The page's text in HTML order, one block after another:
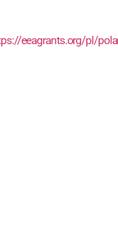
eeagrants.org/pl/